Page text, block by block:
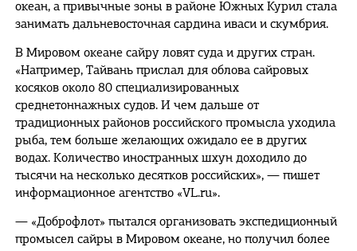
океан, а привычные зоны в районе Южных Курил стала
занимать дальневосточная сардина иваси и скумбрия.
В Мировом океане сайру ловят суда и других стран.
«Например, Тайвань прислал для облова сайровых
косяков около 80 специализированных
среднетоннажных судов. И чем дальше от
традиционных районов российского промысла уходила
рыба, тем больше желающих ожидало ее в других
водах. Количество иностранных шхун доходило до
тысячи на несколько десятков российских», — пишет
информационное агентство «VL.ru».
— «Доброфлот» пытался организовать экспедиционный
промысел сайры в Мировом океане, но получил более